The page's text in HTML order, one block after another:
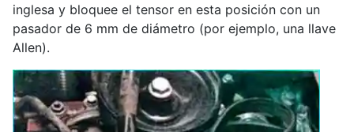
inglesa y bloquee el tensor en esta posición con un
pasador de 6 mm de diámetro (por ejemplo, una llave
Allen).